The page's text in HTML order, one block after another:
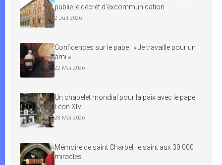
publie le décret d’excommunication
2 Juil 2026
Confidences sur le pape : « Je travaille pour un
ami »
22 Mai 2026
Un chapelet mondial pour la paix avec le pape
Léon XIV
28 Mai 2026
Mémoire de saint Charbel, le saint aux 30 000
miracles